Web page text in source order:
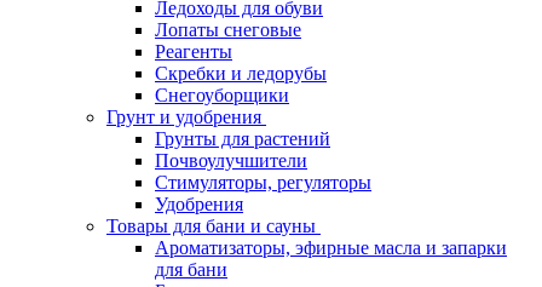
Ледоходы для обуви
Лопаты снеговые
Реагенты
Скребки и ледорубы
Снегоуборщики
Грунт и удобрения
Грунты для растений
Почвоулучшители
Стимуляторы, регуляторы
Удобрения
Товары для бани и сауны
Ароматизаторы, эфирные масла и запарки
для бани